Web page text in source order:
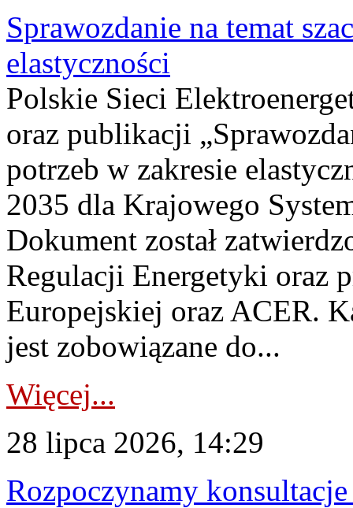
Sprawozdanie na temat
elastyczności
Polskie Sieci
oraz publikacji
potrzeb w zakresie
2035 dla Krajowego
Dokument został
Regulacji Energetyki oraz
Europejskiej oraz ACER.
jest zobowiązane do...
Więcej...
28 lipca 2026, 14:29
Rozpoczynamy